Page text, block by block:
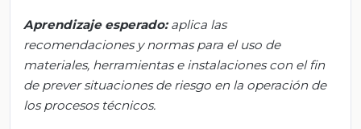
Aprendizaje esperado:aplica las
recomendaciones y normas para el uso de
materiales, herramientas e instalaciones con el fin
de prever situaciones de riesgo en la operación de
los procesos técnicos.